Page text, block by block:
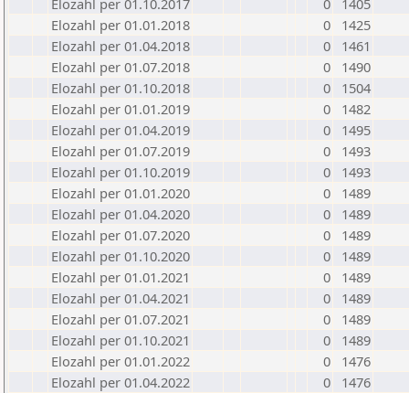
Elozahl per 01.10.2017
0
1405
Elozahl per 01.01.2018
0
1425
Elozahl per 01.04.2018
0
1461
Elozahl per 01.07.2018
0
1490
Elozahl per 01.10.2018
0
1504
Elozahl per 01.01.2019
0
1482
Elozahl per 01.04.2019
0
1495
Elozahl per 01.07.2019
0
1493
Elozahl per 01.10.2019
0
1493
Elozahl per 01.01.2020
0
1489
Elozahl per 01.04.2020
0
1489
Elozahl per 01.07.2020
0
1489
Elozahl per 01.10.2020
0
1489
Elozahl per 01.01.2021
0
1489
Elozahl per 01.04.2021
0
1489
Elozahl per 01.07.2021
0
1489
Elozahl per 01.10.2021
0
1489
Elozahl per 01.01.2022
0
1476
Elozahl per 01.04.2022
0
1476